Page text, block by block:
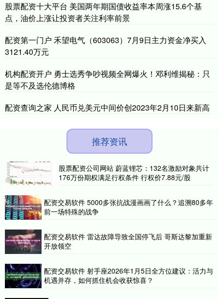
股票配资十大平台 美国两年期国债收益率本周涨15.6个基
点，油价上涨让投资者关注利率前景
配资第一门户 禾望电气（603063）7月9日主力资金净买入
3121.40万元
机构配资开户 勇士选秀争吵视频全网爆火！邓利维揭秘：只
是等不及选伦德博格
配资查询之家 人民币兑美元中间价创2023年2月10日来新高
推荐资讯
股票配资公司网站 蔚蓝锂芯：132名激励对象共计
176万份期权满足行权条件 行权价7.88元/股
配资交易软件 5000多张抗战漫画画了什么？追溯80多年
前一场特殊的战争
配资交易软件 雷达故障导致全国停飞后 哥斯达黎加重新
开放领空
配资交易软件 射手座2026年1月5日全方位建议：活力与
机遇并存，如何抓住机会收获惊喜？